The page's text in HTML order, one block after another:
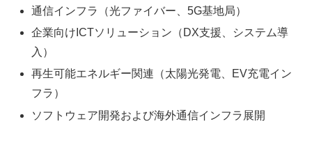
通信インフラ（光ファイバー、5G基地局）
企業向けICTソリューション（DX支援、システム導
入）
再生可能エネルギー関連（太陽光発電、EV充電イン
フラ）
ソフトウェア開発および海外通信インフラ展開